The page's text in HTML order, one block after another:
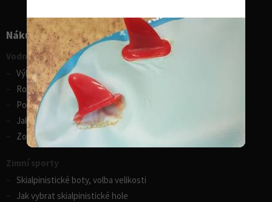
Nákupní rádce
Vodní sporty
Výběr pádla na paddleboard
Rozdíly v paddleboardech
Porovnání kánoí Gumotex
Jak vybrat kajak
Zobrazit vše
Zimní sporty
Skialpinistické boty, volba velikosti
Jak vybrat skialpinistické hole